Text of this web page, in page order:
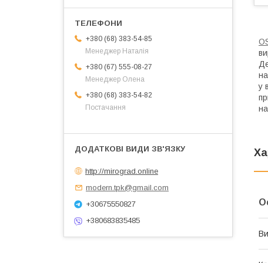
у
+380 (68) 383-54-85
Менеджер Наталія
+380 (67) 555-08-27
Менеджер Олена
+380 (68) 383-54-82
Постачання
http://mirograd.online
modern.tpk@gmail.com
+30675550827
+380683835485